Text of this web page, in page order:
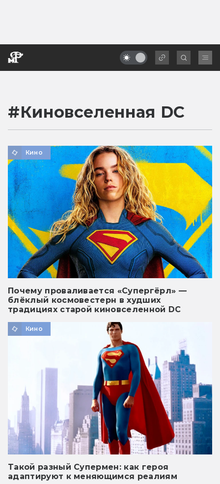
#Киновселенная DC
Кино
Почему проваливается «Супергёрл» —
блёклый космовестерн в худших
традициях старой киновселенной DC
Кино
Такой разный Супермен: как героя
адаптируют к меняющимся реалиям